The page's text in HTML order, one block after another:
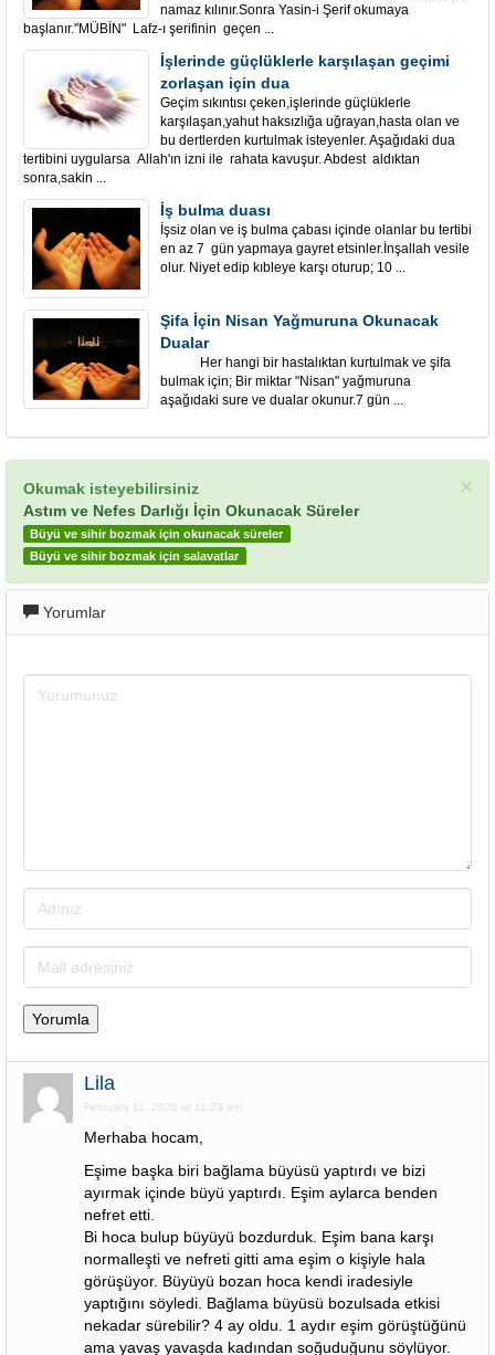
namaz kılınır.Sonra Yasin-i Şerif okumaya
başlanır."MÜBİN" Lafz-ı şerifinin geçen ...
İşlerinde güçlüklerle karşılaşan geçimi
zorlaşan için dua
Geçim sıkıntısı çeken,işlerinde güçlüklerle
karşılaşan,yahut haksızlığa uğrayan,hasta olan ve
bu dertlerden kurtulmak isteyenler. Aşağıdaki dua
tertibini uygularsa Allah'ın izni ile rahata kavuşur. Abdest aldıktan
sonra,sakin ...
İş bulma duası
İşsiz olan ve iş bulma çabası içinde olanlar bu tertibi
en az 7 gün yapmaya gayret etsinler.İnşallah vesile
olur. Niyet edip kıbleye karşı oturup; 10 ...
Şifa İçin Nisan Yağmuruna Okunacak
Dualar
Her hangi bir hastalıktan kurtulmak ve şifa
bulmak için; Bir miktar "Nisan" yağmuruna
aşağıdaki sure ve dualar okunur.7 gün ...
×
Okumak isteyebilirsiniz
Astım ve Nefes Darlığı İçin Okunacak Süreler
Büyü ve sihir bozmak için okunacak süreler
Büyü ve sihir bozmak için salavatlar
Yorumlar
Lila
February 11, 2026 at 11:23 am
Merhaba hocam,
Eşime başka biri bağlama büyüsü yaptırdı ve bizi
ayırmak içinde büyü yaptırdı. Eşim aylarca benden
nefret etti.
Bi hoca bulup büyüyü bozdurduk. Eşim bana karşı
normalleşti ve nefreti gitti ama eşim o kişiyle hala
görüşüyor. Büyüyü bozan hoca kendi iradesiyle
yaptığını söyledi. Bağlama büyüsü bozulsada etkisi
nekadar sürebilir? 4 ay oldu. 1 aydır eşim görüştüğünü
ama yavaş yavaşda kadından soğuduğunu söylüyor.